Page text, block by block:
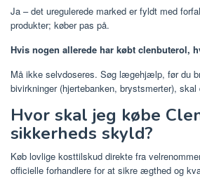
Ja – det uregulerede marked er fyldt med
produkter; køber pas på.
Hvis nogen allerede har købt clenbuterol,
Må ikke selvdoseres. Søg lægehjælp, før du
bivirkninger (hjertebanken, brystsmerter),
Hvor skal jeg købe
sikkerheds skyld?
Køb lovlige kosttilskud direkte fra
officielle forhandlere for at sikre ægthed og